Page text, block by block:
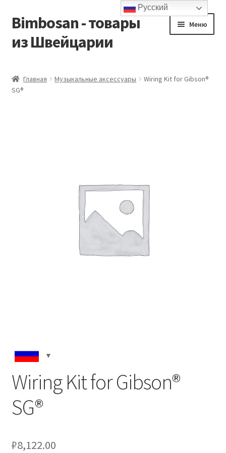
Перейти
к
навигации
Перейти
к
содержимому
Bimbosan - товары
из Швейцарии
Меню
Блог
Оформление заказа
Главная Музыкальные аксессуары
Wiring Kit for Gibson®
SG®
Wiring Kit for Gibson®
SG®
₽8,122.00
Русский